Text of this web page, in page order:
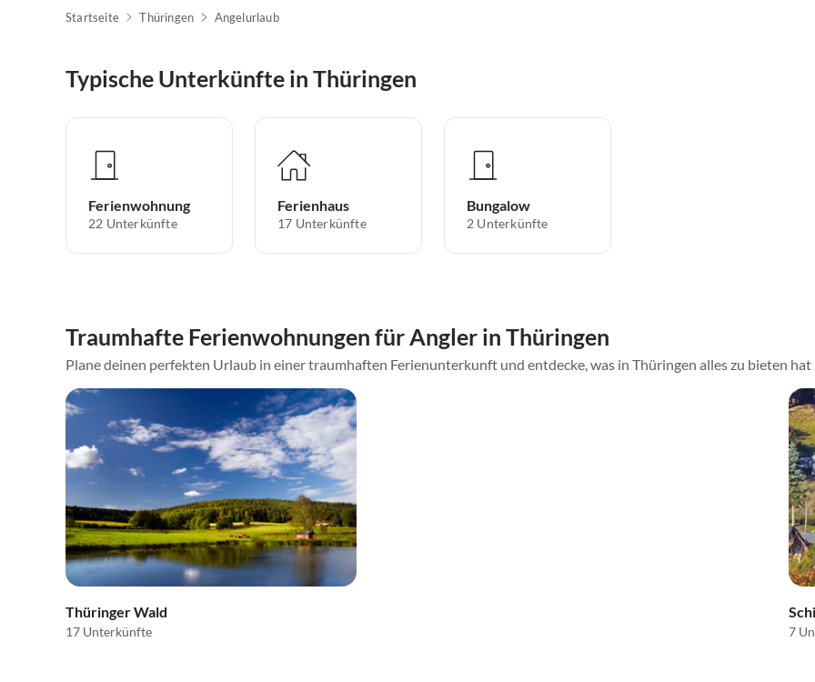
Startseite Thüringen Angelurlaub
Typische Unterkünfte in Thüringen
Ferienwohnung
22 Unterkünfte
Ferienhaus
17 Unterkünfte
Bungalow
2 Unterkünfte
Traumhafte Ferienwohnungen für Angler in Thüringen
Plane deinen perfekten Urlaub in einer traumhaften Ferienunterkunft und entdecke, was in Thüringen alles zu bieten hat
Thüringer Wald
17 Unterkünfte 7